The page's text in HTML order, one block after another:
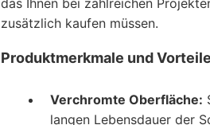
das Ihnen bei zahlreichen
zusätzlich kaufen müssen.
Produktmerkmale und Vorteile
Verchromte Oberfläche:
langen Lebensdauer der